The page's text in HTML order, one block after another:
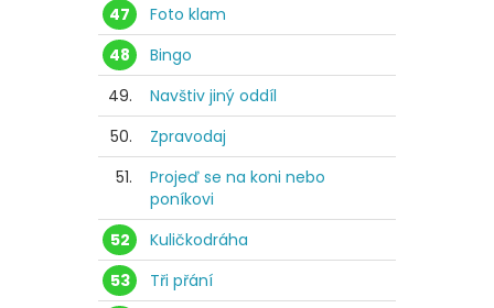
47
Foto klam
48
Bingo
49.
Navštiv jiný oddíl
50.
Zpravodaj
51.
Projeď se na koni nebo
poníkovi
52
Kuličkodráha
53
Tři přání